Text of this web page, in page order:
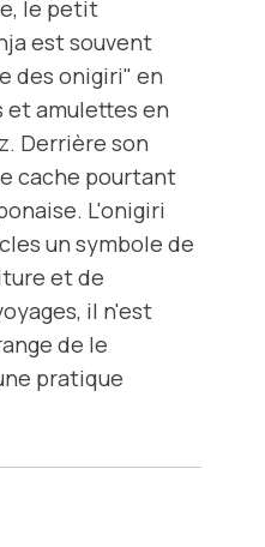
le petit
est souvent
des onigiri" en
et amulettes en
Derrière son
cache pourtant
L'onigiri
un symbole de
et de
il n'est
de le
pratique